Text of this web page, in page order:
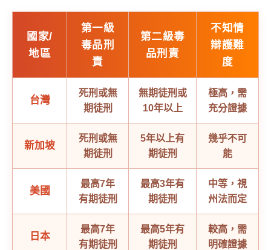
國家/
地區
第一級
毒品刑
責
第二級毒
品刑責
不知情
辯護難
度
台灣
死刑或無
期徒刑
無期徒刑或
10年以上
極高，需
充分證據
新加坡
死刑或無
期徒刑
5年以上有
期徒刑
幾乎不可
能
美國
最高7年
有期徒刑
最高3年有
期徒刑
中等，視
州法而定
日本
最高7年
有期徒刑
最高5年有
期徒刑
較高，需
明確證據